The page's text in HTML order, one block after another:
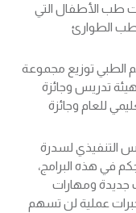
طب الأطفال التي
الطوارئ
الطبي توزيع مجموعة
تدريس وجائزة
للعام وجائزة
التنفيذي لسدرة
في هذه البرامج،
جديدة ومهارات
عملية لن تسهم